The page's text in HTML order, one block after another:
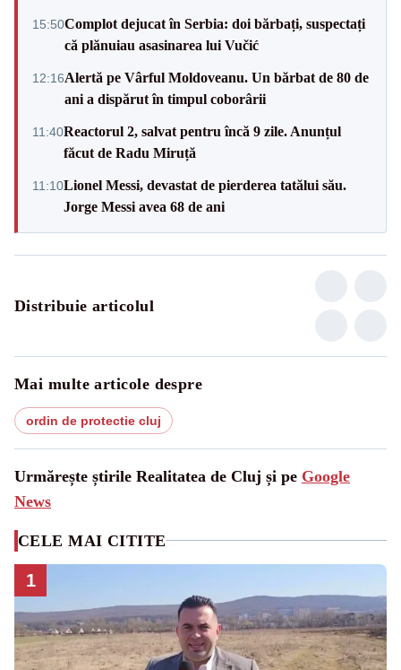
15:50Complot dejucat în Serbia: doi bărbați, suspectați
că plănuiau asasinarea lui Vučić
12:16Alertă pe Vârful Moldoveanu. Un bărbat de 80 de
ani a dispărut în timpul coborârii
11:40Reactorul 2, salvat pentru încă 9 zile. Anunțul
făcut de Radu Miruță
11:10Lionel Messi, devastat de pierderea tatălui său.
Jorge Messi avea 68 de ani
Distribuie articolul
Mai multe articole despre
ordin de protectie cluj
Urmărește știrile Realitatea de Cluj și pe Google
News
CELE MAI CITITE
1